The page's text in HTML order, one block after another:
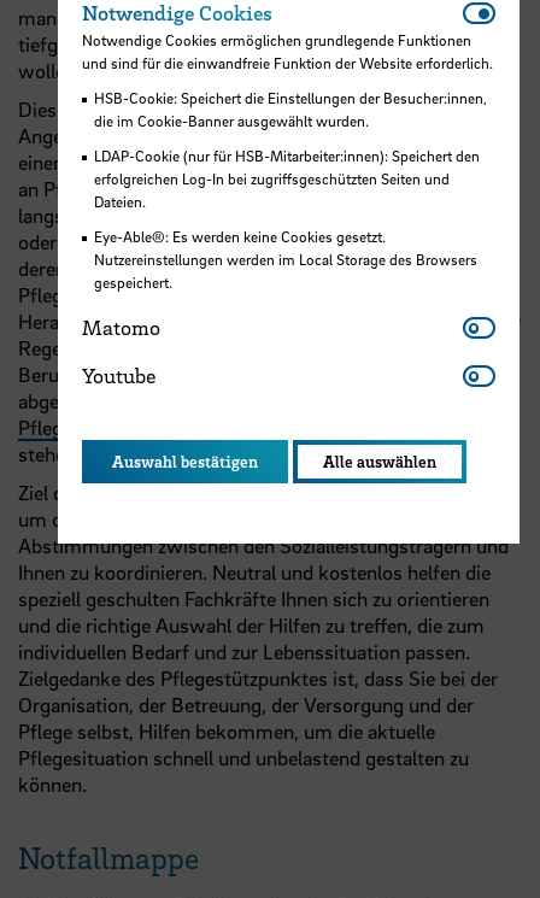
manchmal unser Leben entscheidend. Oft sind dann
tiefgreifende Entscheidungen nötig, die gut überlegt sein
wollen.
Diese Situation tritt oft ganz unverhofft ein. Ein:e enge:r
Angehörige:r erkrankt plötzlich schwer oder trägt durch
einen Unfall eine Behinderung davon und bedarf von nun
an Pflege durch andere. In anderen Fällen ist es eine
langsame Entwicklung, wie das Altern eines Menschen
oder das schleichende Voranschreiten einer Krankheit, in
deren Verlauf eine uns nahe stehende Person zum
Pflegefall wird. Diese neue Situation stellt unbekannte
Herausforderungen an die Betroffenen und erfordert in der
Regel eine gute Koordination zwischen Pflege, Familie und
Beruf. Dabei will die Hochschule Bremen Ihnen mit dem
abgeschlossenen Kooperationsvertrag -
Pflegestützpunkten Bremens
stehen.
Ziel der Pflegestützpunkte ist es, Ihre erste Adresse rund
um das Thema Pflege zu sein und die erforderlichen
Abstimmungen zwischen den Sozialleistungsträgern und
Ihnen zu koordinieren. Neutral und kostenlos helfen die
speziell geschulten Fachkräfte Ihnen sich zu orientieren
und die richtige Auswahl der Hilfen zu treffen, die zum
individuellen Bedarf und zur Lebenssituation passen.
Zielgedanke des Pflegestützpunktes ist, dass Sie bei der
Organisation, der Betreuung, der Versorgung und der
Pflege selbst, Hilfen bekommen, um die aktuelle
Pflegesituation schnell und unbelastend gestalten zu
können.
Notfallmappe
Notwendige Cookies
Notwendige Cookies ermöglichen grundlegende Funktionen
und sind für die einwandfreie Funktion der Website erforderlich.
HSB-Cookie: Speichert die Einstellungen der Besucher:innen,
die im Cookie-Banner ausgewählt wurden.
LDAP-Cookie (nur für HSB-Mitarbeiter:innen): Speichert den
erfolgreichen Log-In bei zugriffsgeschützten Seiten und
Dateien.
Eye-Able®: Es werden keine Cookies gesetzt.
Nutzereinstellungen werden im Local Storage des Browsers
gespeichert.
Matomo
Youtube
Auswahl bestätigen Alle auswählen